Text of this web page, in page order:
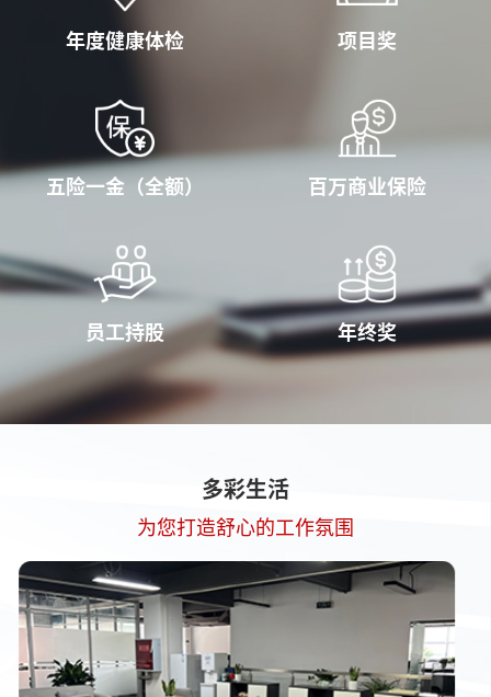
年度健康体检 项目奖
五险一金（全额） 百万商业保险
员工持股 年终奖
多彩生活
为您打造舒心的工作氛围